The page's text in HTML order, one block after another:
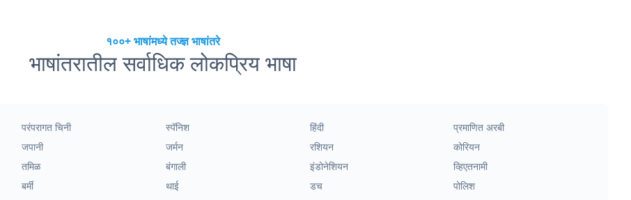
१००+ भाषांमध्ये तज्ज्ञ भाषांतरे
भाषांतरातील सर्वाधिक लोकप्रिय भाषा
परंपरागत चिनी स्पॅनिश हिंदी
प्रमाणित अरबी
जपानी जर्मन रशियन
कोरियन
तमिळ बंगाली इंडोनेशियन
व्हिएतनामी
बर्मी थाई डच
पोलिश